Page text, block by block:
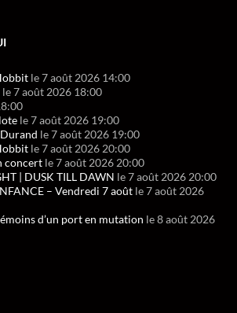
le 7 août 2026 14:00
le 7 août 2026 18:00
le 7 août 2026 19:00
le 7 août 2026 19:00
le 7 août 2026 20:00
concert le 7 août 2026 20:00
| DUSK TILL DAWN le 7 août 2026 20:00
– Vendredi 7 août le 7 août 2026
d’un port en mutation le 8 août 2026